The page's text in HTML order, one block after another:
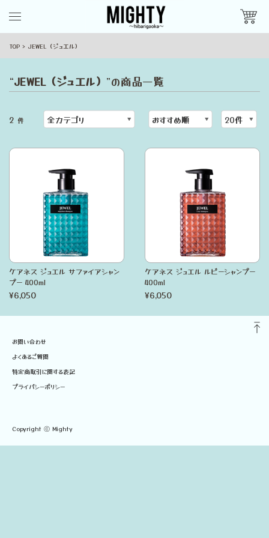
TOP JEWEL（ジュエル）
“JEWEL（ジュエル） ”の商品一覧
2 件
ケアネス ジュエル サファイアシャン
プー 400ml
¥6,050
ケアネス ジュエル ルビーシャンプー
400ml
¥6,050
お問い合わせ
よくあるご質問
特定商取引に関する表記
プライバシーポリシー
Copyright ⓒ Mighty